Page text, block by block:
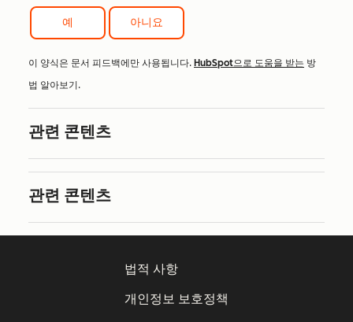
예 아니요
이 양식은 문서 피드백에만 사용됩니다. HubSpot으로 도움을 받는 방
법 알아보기.
관련 콘텐츠
관련 콘텐츠
법적 사항
개인정보 보호정책